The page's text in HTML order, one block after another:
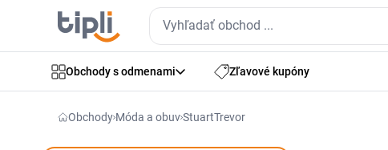
Obchody s odmenami Zľavové kupóny
Obchody Móda a obuvStuartTrevor